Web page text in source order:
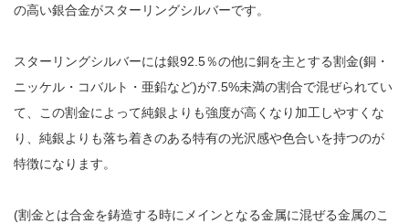
の高い銀合金がスターリングシルバーです。
スターリングシルバーには銀92.5％の他に銅を主とする割金(銅・
ニッケル・コバルト・亜鉛など)が7.5%未満の割合で混ぜられてい
て、この割金によって純銀よりも強度が高くなり加工しやすくな
り、純銀よりも落ち着きのある特有の光沢感や色合いを持つのが
特徴になります。
(割金とは合金を鋳造する時にメインとなる金属に混ぜる金属のこ